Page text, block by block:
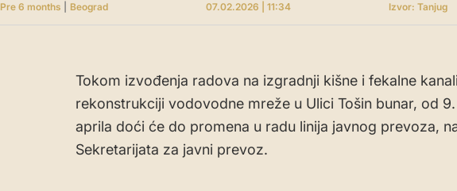
Pre 6 months Beograd 07.02.2026 | 11:34 Izvor: Tanjug
Tokom izvođenja radova na izgradnji kišne i fekalne
rekonstrukciji vodovodne mreže u Ulici Tošin bunar, od 9.
aprila doći će do promena u radu linija javnog prevoza,
Sekretarijata za javni prevoz.